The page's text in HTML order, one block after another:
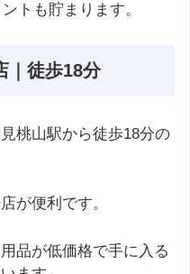
トも貯まります。
｜徒歩18分
桃山駅から徒歩18分の
が便利です。
品が低価格で手に入る